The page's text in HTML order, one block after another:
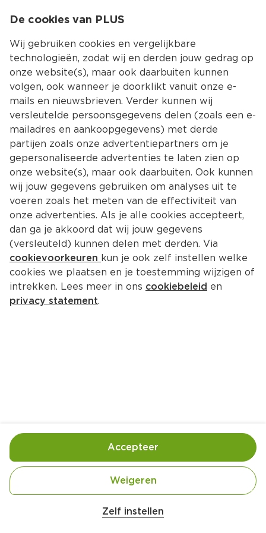
Kies jouw
Ingrediënten Bereiding
De cookies van PLUS
Wij gebruiken cookies en vergelijkbare
technologieën, zodat wij en derden jouw gedrag op
onze website(s), maar ook daarbuiten kunnen
volgen, ook wanneer je doorklikt vanuit onze e-
mails en nieuwsbrieven. Verder kunnen wij
versleutelde persoonsgegevens delen (zoals een e-
mailadres en aankoopgegevens) met derde
partijen zoals onze advertentiepartners om je
gepersonaliseerde advertenties te laten zien op
onze website(s), maar ook daarbuiten. Ook kunnen
wij jouw gegevens gebruiken om analyses uit te
voeren zoals het meten van de effectiviteit van
onze advertenties. Als je alle cookies accepteert,
dan ga je akkoord dat wij jouw gegevens
(versleuteld) kunnen delen met derden. Via
cookievoorkeuren kun je ook zelf instellen welke
cookies we plaatsen en je toestemming wijzigen of
intrekken. Lees meer in ons cookiebeleid en
privacy statement.
Zelf instellen
Weigeren
Accepteer